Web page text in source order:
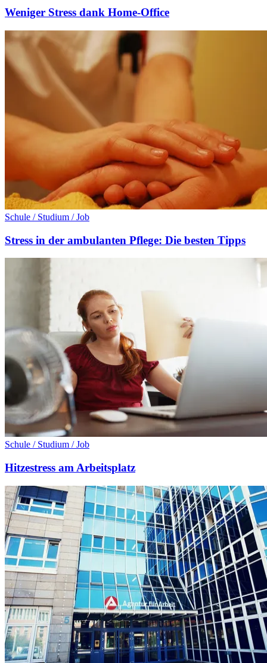
Weniger Stress dank Home-Office
Schule / Studium / Job
Stress in der ambulanten Pflege: Die besten Tipps
Schule / Studium / Job
Hitzestress am Arbeitsplatz